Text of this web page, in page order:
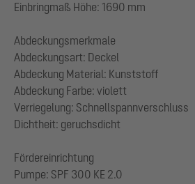
Einbringmaß Höhe: 1690 mm
Abdeckungsmerkmale
Abdeckungsart: Deckel
Abdeckung Material: Kunststoff
Abdeckung Farbe: violett
Verriegelung: Schnellspannverschluss
Dichtheit: geruchsdicht
Fördereinrichtung
Pumpe: SPF 300 KE 2.0